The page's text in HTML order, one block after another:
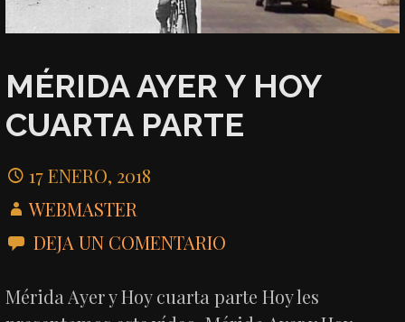
MÉRIDA AYER Y HOY
CUARTA PARTE
17 ENERO, 2018
WEBMASTER
DEJA UN COMENTARIO
Mérida Ayer y Hoy cuarta parte Hoy les